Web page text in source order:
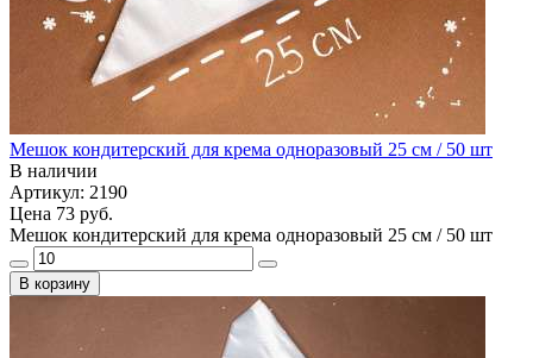
Мешок кондитерский для крема одноразовый 25 см / 50 шт
В наличии
Артикул: 2190
Цена 73 руб.
Мешок кондитерский для крема одноразовый 25 см / 50 шт
В корзину